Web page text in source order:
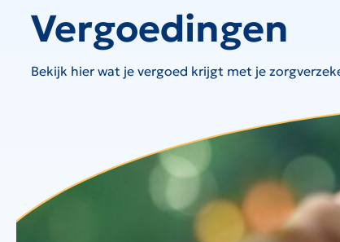
Vergoedingen
Bekijk hier wat je vergoed krijgt met je